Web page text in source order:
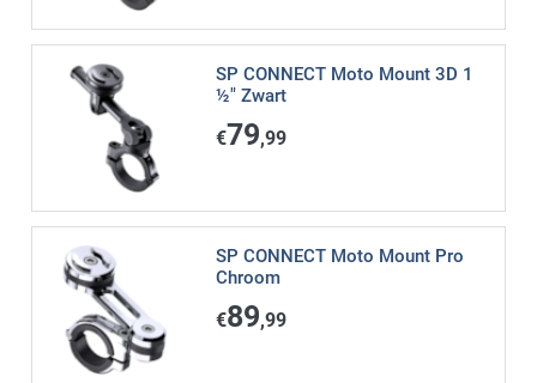
SP CONNECT Moto Mount 3D 1
½" Zwart
€79,99
SP CONNECT Moto Mount Pro
Chroom
€89,99